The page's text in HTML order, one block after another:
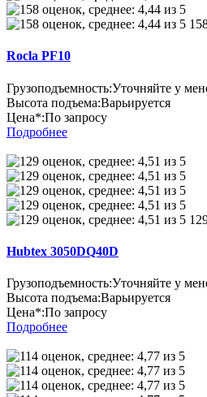
Rocla PF10
Грузоподъемность:Уточняйте у
Высота подъема:Варьируется
Цена*:По запросу
Подробнее
Hubtex 3050DQ40D
Грузоподъемность:Уточняйте у
Высота подъема:Варьируется
Цена*:По запросу
Подробнее